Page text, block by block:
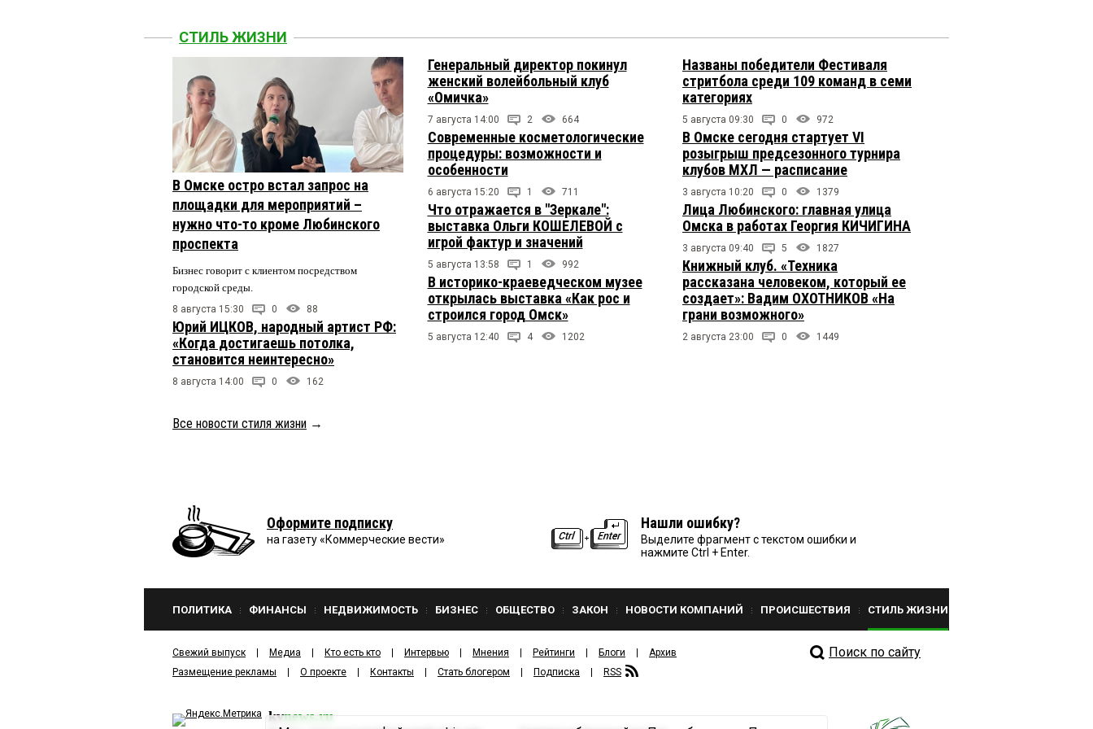
СТИЛЬ ЖИЗНИ
В Омске остро встал запрос на
площадки для мероприятий –
нужно что-то кроме Любинского
проспекта
Бизнес говорит с клиентом посредством
городской среды.
8 августа 15:30 0 88
Юрий ИЦКОВ, народный артист РФ:
«Когда достигаешь потолка,
становится неинтересно»
8 августа 14:00 0 162
Генеральный директор покинул
женский волейбольный клуб
«Омичка»
7 августа 14:00 2 664
Современные косметологические
процедуры: возможности и
особенности
6 августа 15:20 1 711
Что отражается в "Зеркале":
выставка Ольги КОШЕЛЕВОЙ с
игрой фактур и значений
5 августа 13:58 1 992
В историко-краеведческом музее
открылась выставка «Как рос и
строился город Омск»
5 августа 12:40 4 1202
Названы победители Фестиваля
стритбола среди 109 команд в семи
категориях
5 августа 09:30 0 972
В Омске сегодня стартует VI
розыгрыш предсезонного турнира
клубов МХЛ — расписание
3 августа 10:20 0 1379
Лица Любинского: главная улица
Омска в работах Георгия КИЧИГИНА
3 августа 09:40 5 1827
Книжный клуб. «Техника
рассказана человеком, который ее
создает»: Вадим ОХОТНИКОВ «На
грани возможного»
2 августа 23:00 0 1449
Все новости стиля жизни →
Оформите подписку
на газету «Коммерческие вести»
Нашли ошибку?
Выделите фрагмент с текстом ошибки и
нажмите Ctrl + Enter.
ПОЛИТИКА ФИНАНСЫ НЕДВИЖИМОСТЬ БИЗНЕС ОБЩЕСТВО ЗАКОН НОВОСТИ КОМПАНИЙ ПРОИСШЕСТВИЯ СТИЛЬ ЖИЗНИ
Свежий выпуск Медиа Кто есть кто Интервью Мнения Рейтинги Блоги
Архив
Размещение рекламы
О проекте Контакты Стать блогером Подписка RSS
Поиск по сайту
kvnews.ru